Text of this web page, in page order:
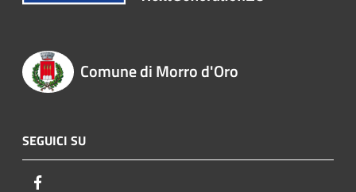
Comune di Morro d'Oro
SEGUICI SU